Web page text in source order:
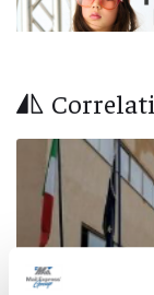
Correlati